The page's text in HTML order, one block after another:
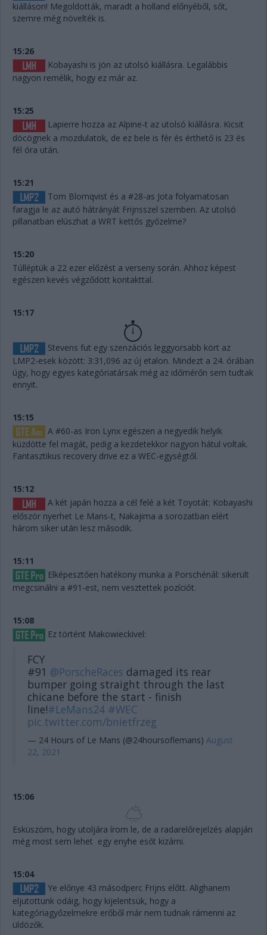
kiálláson! Megoldották, maradt a holland előnyéből, sőt,
szemre még növelték is.
15:26
Kobayashi is jön az utolsó kiállásra. Legalábbis
nagyon remélik, hogy ez már az.
15:25
Lapierre hozza az Alpine-t az utolsó kiállásra. Kicsit
döcögnek a mozdulatok, de ez bele is fér és érthető is 23 és
fél óra után.
15:21
Tom Blomqvist és a #28-as Jota folyamatosan
faragja le az autó hátrányát Frijnsszel szemben. Az utolsó
pillanatban elúszhat a WRT kettős győzelme?
15:20
Túlléptük a 22 ezer előzést a verseny során. Ahhoz képest
egészen kevés végződött kontakttal.
15:17
Stevens fut egy szenzációs leggyorsabb kört az
LMP2-esek között: 3:31,096 az új etalon. Mindezt a 24. órában
úgy, hogy egyes kategóriatársak még az időmérőn sem tudtak
ennyit.
15:15
A #60-as Iron Lynx egészen a negyedik helyik
küzdötte fel magát, pedig a kezdetekkor nagyon hátul voltak.
Fantasztikus recovery drive ez a WEC-egységtől.
15:12
A két japán hozza a cél felé a két Toyotát: Kobayashi
először nyerhet Le Mans-t, Nakajima a sorozatban elért
három siker után lesz második.
15:11
Elképesztően hatékony munka a Porschénál: sikerült
megcsinálni a #91-est, nem vesztettek pozíciót.
15:08
Ez történt Makowieckivel:
FCY
#91 @PorscheRaces damaged its rear
bumper going straight through the last
chicane before the start - finish
line!#LeMans24 #WEC
pic.twitter.com/bnietfrzeg
— 24 Hours of Le Mans (@24hoursoflemans) August
22, 2021
15:06
Esküszöm, hogy utoljára írom le, de a radarelőrejelzés alapján
még most sem lehet egy enyhe esőt kizárni.
15:04
Ye előnye 43 másodperc Frijns előtt. Alighanem
eljutottunk odáig, hogy kijelentsük, hogy a
kategóriagyőzelmekre erőből már nem tudnak rámenni az
üldözők.